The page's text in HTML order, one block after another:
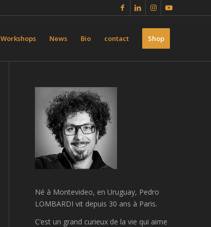
Workshops News Bio contact Shop
Né à Montevideo, en Uruguay, Pedro
LOMBARDI vit depuis 30 ans à Paris.
C’est un grand curieux de la vie qui aime